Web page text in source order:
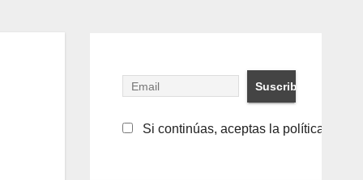
Si continúas, aceptas la política de